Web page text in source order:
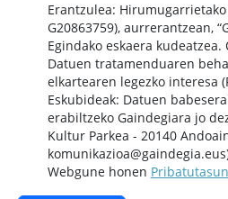
Erantzulea: Hirumugarrietako
G20863759), aurrerantzean,
Egindako eskaera
Datuen tratamenduaren
elkartearen legezko interesa
Eskubideak: Datuen
erabiltzeko Gaindegiara jo
Kultur Parkea - 20140
Webgune honen